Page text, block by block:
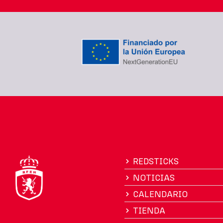
REDSTICKS
NOTICIAS
CALENDARIO
TIENDA